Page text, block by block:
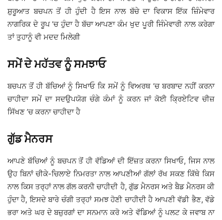
ਸ਼ੁਰੂਆਤ ਬਚਪਨ ਤੋਂ ਹੀ ਹੁੰਦੀ ਹੈ ਇਸ ਨਾਲ ਬੱਚੇ ਦਾ ਵਿਕਾਸ ਇੱਕ ਜ਼ਿੰਮੇਵਾਰ
ਨਾਗਰਿਕ ਦੇ ਰੂਪ ’ਚ ਹੁੰਦਾ ਹੈ ਬੱਚਾ ਆਪਣਾ ਕੰਮ ਖੁਦ ਪੂਰੀ ਜਿੰਮੇਵਾਰੀ ਨਾਲ ਕਰੇਗਾ
ਤਾਂ ਤੁਹਾਨੂੰ ਵੀ ਮਦਦ ਮਿਲੇਗੀ
ਸਮੇਂ ਦੇ ਮਹੱਤਵ ਨੂੰ ਸਮਝਾਓ
ਬਚਪਨ ਤੋਂ ਹੀ ਬੱਚਿਆਂ ਨੂੰ ਸਿਖਾਓ ਕਿ ਸਮੇਂ ਨੂੰ ਵਿਅਰਥ ’ਚ ਬਰਬਾਦ ਨਹੀਂ ਕਰਨਾ
ਚਾਹੀਦਾ ਸਮੇਂ ਦਾ ਸਦਉਪਯੋਗ ਚੰਗੇ ਕੰਮਾਂ ਨੂੰ ਕਰਨ ਜਾਂ ਕੋਈ ਕ੍ਰਿਏਟਿਵ ਚੀਜ਼
ਸਿੱਖਣ ’ਚ ਕਰਨਾ ਚਾਹੀਦਾ ਹੈ
ਗੁੱਡ ਮੈਨਰਸ
ਆਪਣੇ ਬੱਚਿਆਂ ਨੂੰ ਬਚਪਨ ਤੋਂ ਹੀ ਵੱਡਿਆਂ ਦੀ ਇੱਜ਼ਤ ਕਰਨਾ ਸਿਖਾਓ, ਜਿਸ ਨਾਲ
ਉਹ ਬਿਨਾਂ ਚੀਕੇ-ਚਿਲਾਏ ਨਿਮਰਤਾ ਨਾਲ ਆਪਣੀਆਂ ਗੱਲਾਂ ਰੱਖ ਸਕਣ ਕਿੱਥੇ ਕਿਸ
ਨਾਲ ਕਿਸ ਤਰ੍ਹਾਂ ਨਾਲ ਗੱਲ ਕਰਨੀ ਚਾਹੀਦੀ ਹੈ, ਗੁੱਡ ਮੈਨਰਸ ਅਤੇ ਬੈਡ ਮੈਨਰਸ ਕੀ
ਹੁੰਦਾ ਹੈ, ਇਸਦੇ ਬਾਰੇ ਚੰਗੀ ਤਰ੍ਹਾਂ ਸਮਝ ਹੋਣੀ ਚਾਹੀਦੀ ਹੈ ਆਪਣੀ ਵੱਡੀ ਭੈਣ, ਵੱਡੇ
ਭਰਾ ਅਤੇ ਘਰ ਦੇ ਬਜ਼ੁਰਗਾਂ ਦਾ ਸਨਮਾਨ ਕਰੋ ਅਤੇ ਵੱਡਿਆਂ ਨੂੰ ਪਲਟ ਕੇ ਜਵਾਬ ਨਾ